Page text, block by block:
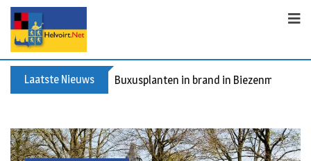
Laatste Nieuws Buxusplanten in brand in Biezenmortel,